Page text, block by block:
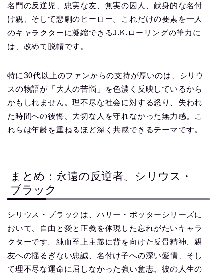
名門の反逆児、忠実な友、無実の囚人、献身的な名付
け親、そして悲劇のヒーロー。これだけの要素を一人
のキャラクターに凝縮できるJ.K.ローリングの筆力に
は、改めて脱帽です。
特に30代以上のファンからの支持が厚いのは、シリウ
スの物語が「大人の苦悩」を色濃く反映しているから
かもしれません。理不尽な社会に対する怒り、失われ
た時間への後悔、大切な人を守れなかった無力感。こ
れらは年齢を重ねるほど深く共感できるテーマです。
まとめ：永遠の反逆者、シリウス・
ブラック
シリウス・ブラックは、ハリー・ポッターシリーズに
おいて、自由と愛と正義を体現した忘れがたいキャラ
クターです。純血至上主義に背を向けた反骨精神、親
友への揺るぎない忠誠、名付け子への深い愛情、そし
て理不尽な運命に屈しなかった強い意志。彼の人生の